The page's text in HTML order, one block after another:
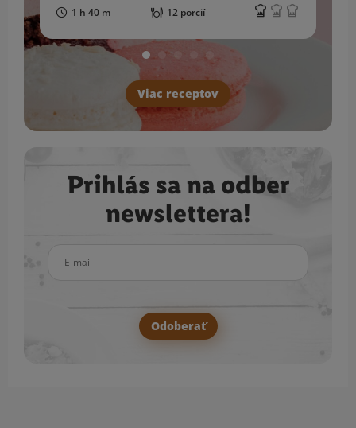
1 h 40 m 12 porcií
Viac receptov
Prihlás sa na odber
newslettera!
Odoberať